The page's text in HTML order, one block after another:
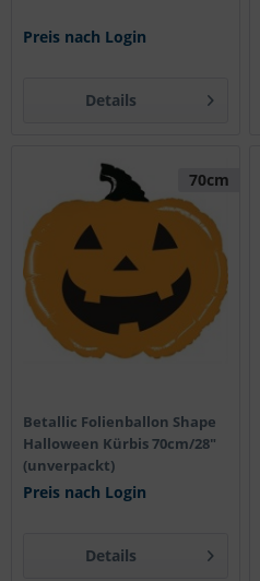
Preis nach Login
Details
70cm
Betallic Folienballon Shape
Halloween Kürbis 70cm/28"
(unverpackt)
Preis nach Login
Details